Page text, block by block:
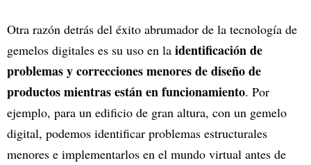
Otra razón detrás del éxito abrumador de la tecnología de
gemelos digitales es su uso en la identificación de
problemas y correcciones menores de diseño de
productos mientras están en funcionamiento. Por
ejemplo, para un edificio de gran altura, con un gemelo
digital, podemos identificar problemas estructurales
menores e implementarlos en el mundo virtual antes de